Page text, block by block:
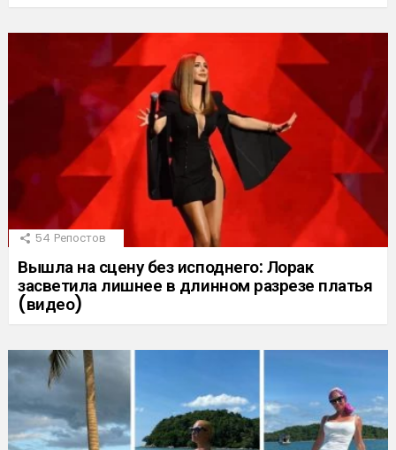
54 Репостов
Вышла на сцену без исподнего: Лорак
засветила лишнее в длинном разрезе платья
(видео)